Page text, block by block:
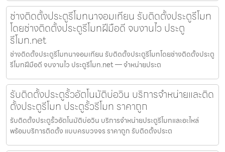
ช่างติดตั้งประตูรีโมทนาจอมเทียน รับติดตั้งประตูรีโมท
โดยช่างติดตั้งประตูรีโมทฝีมือดี จบงานไว ประตู
รีโมท.net
ช่างติดตั้งประตูรีโมทนาจอมเทียน รับติดตั้งประตูรีโมทโดยช่างติดตั้งประตู
รีโมทฝีมือดี จบงานไว ประตูรีโมท.net — จำหน่ายประต
รับติดตั้งประตูรั้วอัตโนมัติบ่อวิน บริการจำหน่ายและติด
ตั้งประตูรีโมท ประตูรั้วรีโมท ราคาถูก
รับติดตั้งประตูรั้วอัตโนมัติบ่อวิน บริการจำหน่ายประตูรีโมทและอะไหล่
พร้อมบริการติดตั้ง แบบครบวงจร ราคาถูก รับติดตั้งประต